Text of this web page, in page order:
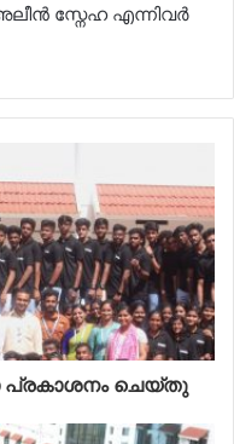
സ്നേഹ എന്നിവർ
പ്രകാശനം ചെയ്തു